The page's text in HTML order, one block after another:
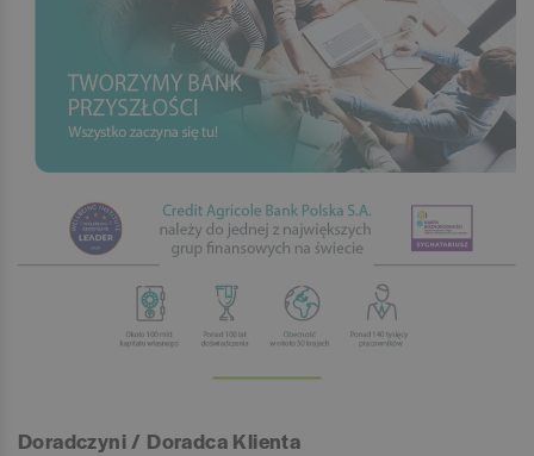
Doradczyni / Doradca Klienta